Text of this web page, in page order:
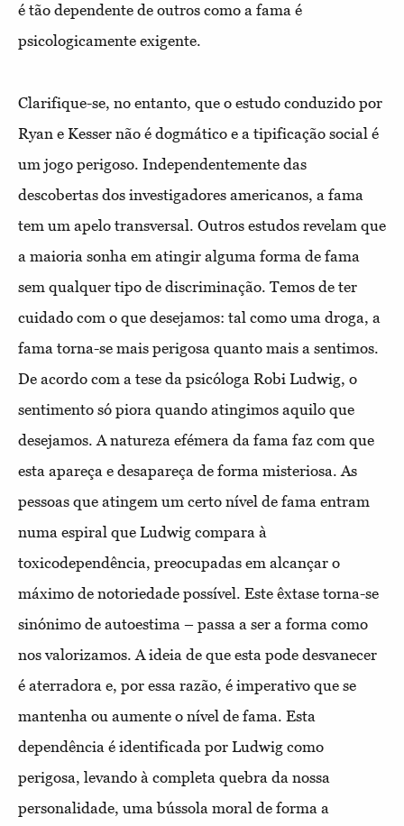
é tão dependente de outros como a fama é
psicologicamente exigente.
Clarifique-se, no entanto, que o estudo conduzido por
Ryan e Kesser não é dogmático e a tipificação social é
um jogo perigoso. Independentemente das
descobertas dos investigadores americanos, a fama
tem um apelo transversal. Outros estudos revelam que
a maioria sonha em atingir alguma forma de fama
sem qualquer tipo de discriminação. Temos de ter
cuidado com o que desejamos: tal como uma droga, a
fama torna-se mais perigosa quanto mais a sentimos.
De acordo com a tese da psicóloga Robi Ludwig, o
sentimento só piora quando atingimos aquilo que
desejamos. A natureza efémera da fama faz com que
esta apareça e desapareça de forma misteriosa. As
pessoas que atingem um certo nível de fama entram
numa espiral que Ludwig compara à
toxicodependência, preocupadas em alcançar o
máximo de notoriedade possível. Este êxtase torna-se
sinónimo de autoestima – passa a ser a forma como
nos valorizamos. A ideia de que esta pode desvanecer
é aterradora e, por essa razão, é imperativo que se
mantenha ou aumente o nível de fama. Esta
dependência é identificada por Ludwig como
perigosa, levando à completa quebra da nossa
personalidade, uma bússola moral de forma a